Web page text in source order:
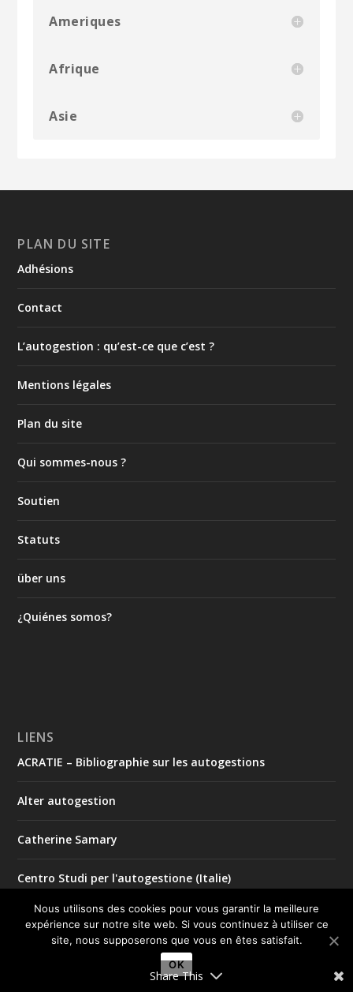
Ameriques
Afrique
Asie
PLAN DU SITE
Adhésions
Contact
L’autogestion : qu’est-ce que c’est ?
Mentions légales
Plan du site
Qui sommes-nous ?
Soutien
Statuts
über uns
¿Quiénes somos?
LIENS
ACRATIE – Bibliographie sur les autogestions
Alter autogestion
Catherine Samary
Centro Studi per l'autogestione (Italie)
Comité international de solidarité avec l'autogestion en
Argentine
Share This
Nous utilisons des cookies pour vous garantir la meilleure
expérience sur notre site web. Si vous continuez à utiliser ce
site, nous supposerons que vous en êtes satisfait.
OK